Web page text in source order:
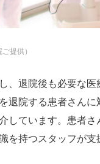
提供）
、退院後も必要な
退院する患者さん
しています。患者
を持つスタッフが